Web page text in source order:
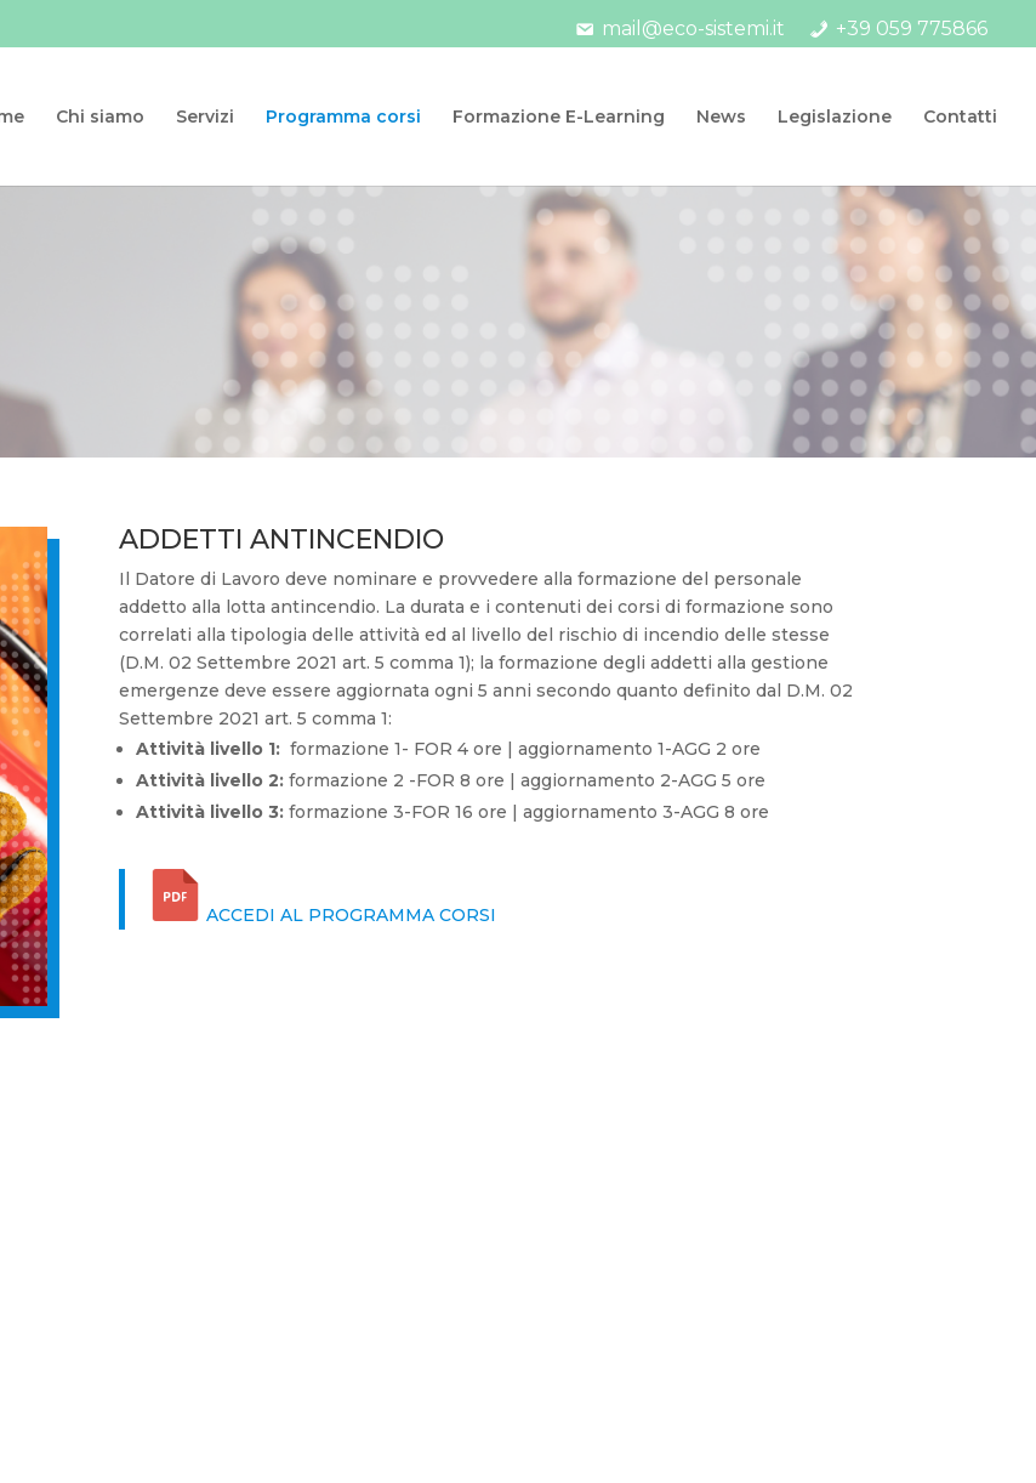
mail@eco-sistemi.it +39 059 775866
Chi siamo Servizi Programma corsi Formazione E-Learning News Legislazione Contatti
ECO SISTEMI SRL
ADDETTI ANTINCENDIO
Il Datore di Lavoro deve nominare e provvedere alla formazione del personale
addetto alla lotta antincendio. La durata e i contenuti dei corsi di formazione sono
correlati alla tipologia delle attività ed al livello del rischio di incendio delle stesse
(D.M. 02 Settembre 2021 art. 5 comma 1); la formazione degli addetti alla gestione
emergenze deve essere aggiornata ogni 5 anni secondo quanto definito dal D.M. 02
Settembre 2021 art. 5 comma 1:
Attività livello 1: formazione 1- FOR 4 ore | aggiornamento 1-AGG 2 ore
Attività livello 2: formazione 2 -FOR 8 ore | aggiornamento 2-AGG 5 ore
Attività livello 3: formazione 3-FOR 16 ore | aggiornamento 3-AGG 8 ore
ACCEDI AL PROGRAMMA CORSI